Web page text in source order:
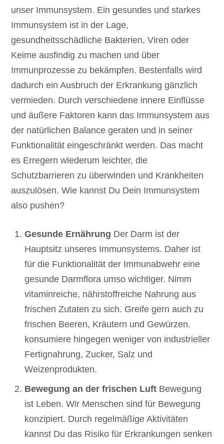
unser Immunsystem. Ein gesundes und starkes
Immunsystem ist in der Lage,
gesundheitsschädliche Bakterien, Viren oder
Keime ausfindig zu machen und über
Immunprozesse zu bekämpfen. Bestenfalls wird
dadurch ein Ausbruch der Erkrankung gänzlich
vermieden. Durch verschiedene innere Einflüsse
und äußere Faktoren kann das Immunsystem aus
der natürlichen Balance geraten und in seiner
Funktionalität eingeschränkt werden. Das macht
es Erregern wiederum leichter, die
Schutzbarrieren zu überwinden und Krankheiten
auszulösen. Wie kannst Du Dein Immunsystem
also pushen?
Gesunde Ernährung Der Darm ist der
Hauptsitz unseres Immunsystems. Daher ist
für die Funktionalität der Immunabwehr eine
gesunde Darmflora umso wichtiger. Nimm
vitaminreiche, nährstoffreiche Nahrung aus
frischen Zutaten zu sich. Greife gern auch zu
frischen Beeren, Kräutern und Gewürzen.
konsumiere hingegen weniger von industrieller
Fertignahrung, Zucker, Salz und
Weizenprodukten.
Bewegung an der frischen Luft Bewegung
ist Leben. Wir Menschen sind für Bewegung
konzipiert. Durch regelmäßige Aktivitäten
kannst Du das Risiko für Erkrankungen senken